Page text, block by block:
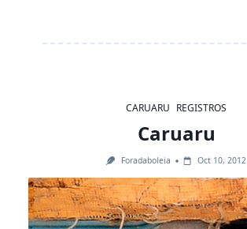
CARUARU REGISTROS
Caruaru
Foradaboleia Oct 10, 2012